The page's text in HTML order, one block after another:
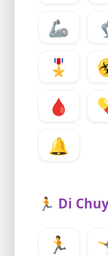
🦾
🎖️
🩸
🔔
🏃 Di
🏃